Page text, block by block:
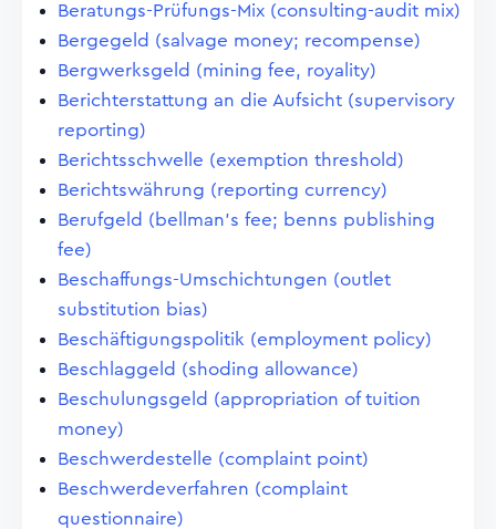
Beratungs-Prüfungs-Mix (consulting-audit mix)
Bergegeld (salvage money; recompense)
Bergwerksgeld (mining fee, royality)
Berichterstattung an die Aufsicht (supervisory
reporting)
Berichtsschwelle (exemption threshold)
Berichtswährung (reporting currency)
Berufgeld (bellman's fee; benns publishing
fee)
Beschaffungs-Umschichtungen (outlet
substitution bias)
Beschäftigungspolitik (employment policy)
Beschlaggeld (shoding allowance)
Beschulungsgeld (appropriation of tuition
money)
Beschwerdestelle (complaint point)
Beschwerdeverfahren (complaint
questionnaire)